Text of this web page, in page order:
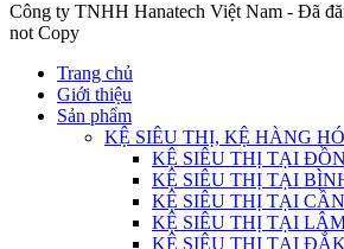
Công ty TNHH Hanatech Việt Nam - Đã
not Copy
Trang chủ
Giới thiệu
Sản phẩm
KỆ SIÊU THỊ, KỆ HÀNG
KỆ SIÊU THỊ TẠI
KỆ SIÊU THỊ TẠI
KỆ SIÊU THỊ TẠI
KỆ SIÊU THỊ TẠI
KỆ SIÊU THỊ TẠI